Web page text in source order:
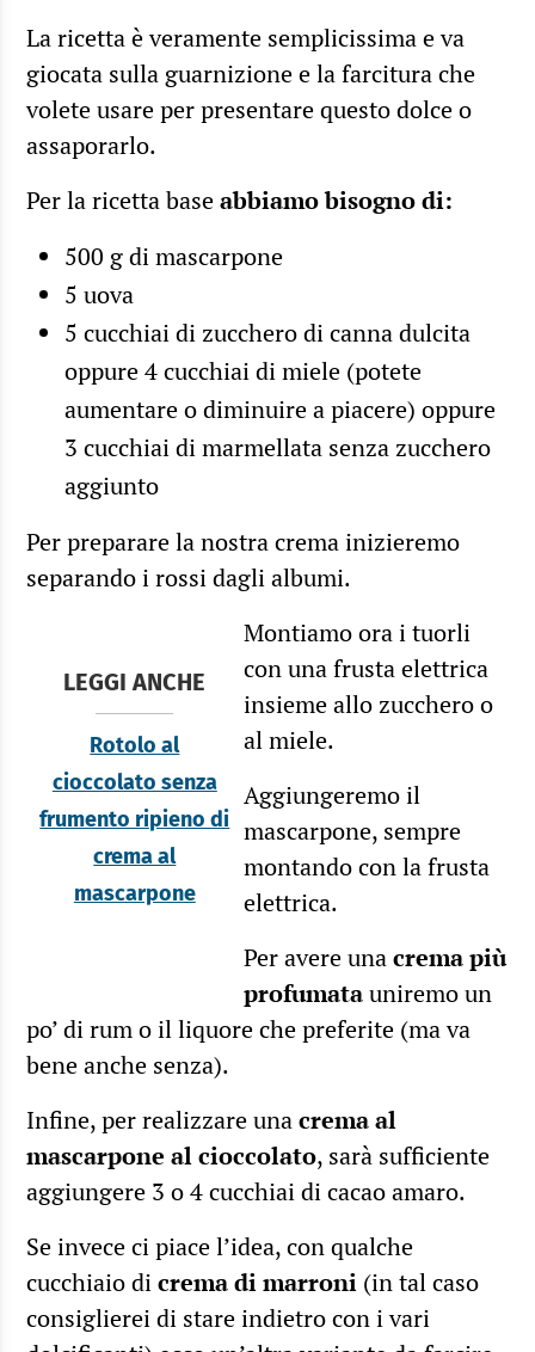
La ricetta è veramente semplicissima e va
giocata sulla guarnizione e la farcitura che
volete usare per presentare questo dolce o
assaporarlo.
Per la ricetta baseabbiamo bisogno di:
500 g di mascarpone
5 uova
5 cucchiai di zucchero di canna dulcita
oppure 4 cucchiai di miele (potete
aumentare o diminuire a piacere) oppure
3 cucchiai di marmellata senza zucchero
aggiunto
Per preparare la nostra crema inizieremo
separando i rossi dagli albumi.
LEGGI ANCHE
Rotolo al
cioccolato senza
frumento ripieno di
crema al
mascarpone
Montiamo ora i tuorli
con una frusta elettrica
insieme allo zucchero o
al miele.
Aggiungeremo il
mascarpone, sempre
montando con la frusta
elettrica.
Per avere unacrema più
profumatauniremo un
po’ di rum o il liquore che preferite (ma va
bene anche senza).
Infine, per realizzare unacrema al
mascarpone al cioccolato, sarà sufficiente
aggiungere 3 o 4 cucchiai di cacao amaro.
Se invece ci piace l’idea, con qualche
cucchiaio dicrema di marroni (in tal caso
consiglierei di stare indietro con i vari